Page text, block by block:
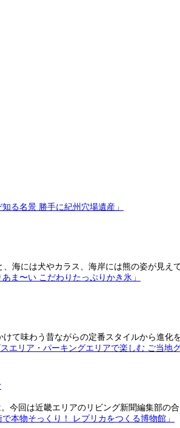
海には犬やカラス、海岸には熊の姿が見え
て味わう昔ながらの定番スタイルから進化
今回は近畿エリアのリビング新聞編集部の